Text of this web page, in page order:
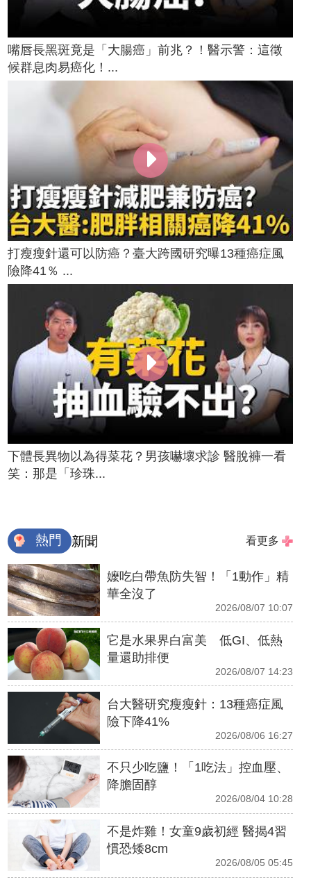
嘴唇長黑斑竟是「大腸癌」前兆？！醫示警：這徵
候群息肉易癌化！...
打瘦瘦針還可以防癌？臺大跨國研究曝13種癌症風
險降41％ ...
下體長異物以為得菜花？男孩嚇壞求診 醫脫褲一看
笑：那是「珍珠...
熱門 新聞 看更多
嬤吃白帶魚防失智！「1動作」精
華全沒了
2026/08/07 10:07
它是水果界白富美 低GI、低熱
量還助排便
2026/08/07 14:23
台大醫研究瘦瘦針：13種癌症風
險下降41%
2026/08/06 16:27
不只少吃鹽！「1吃法」控血壓、
降膽固醇
2026/08/04 10:28
不是炸雞！女童9歲初經 醫揭4習
慣恐矮8cm
2026/08/05 05:45